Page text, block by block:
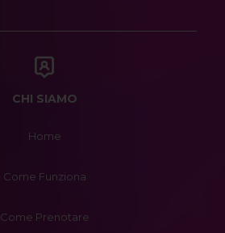
CHI SIAMO
Home
Come Funziona
Come Prenotare